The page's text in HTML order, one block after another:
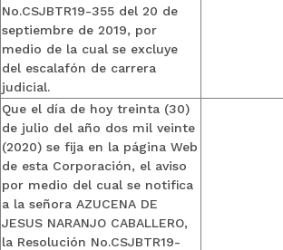
No.CSJBTR19-355 del 20 de
septiembre de 2019, por
medio de la cual se excluye
del escalafón de carrera
judicial.
Que el día de hoy treinta (30)
de julio del año dos mil veinte
(2020) se fija en la página Web
de esta Corporación, el aviso
por medio del cual se notifica
a la señora AZUCENA DE
JESUS NARANJO CABALLERO,
la Resolución No.CSJBTR19-